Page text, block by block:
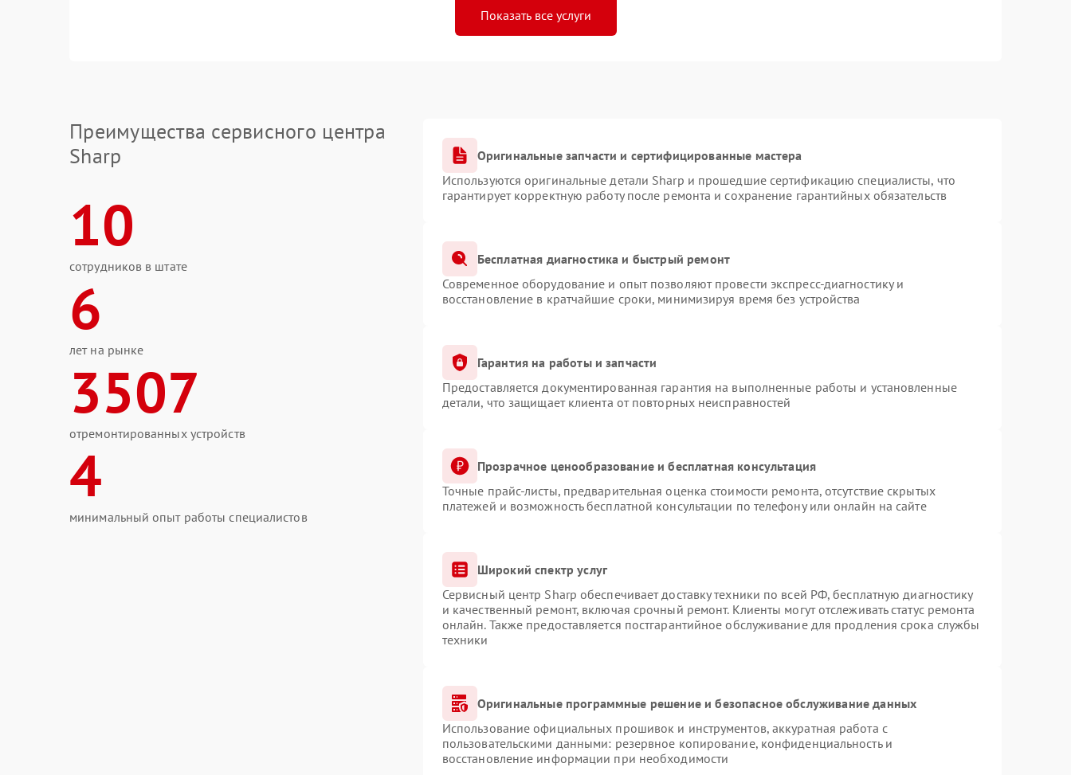
Показать все услуги
Преимущества сервисного центра
Sharp
10
сотрудников в штате
6
лет на рынке
3507
отремонтированных устройств
4
минимальный опыт работы специалистов
Оригинальные запчасти и сертифицированные мастера
Используются оригинальные детали Sharp и прошедшие сертификацию специалисты, что
гарантирует корректную работу после ремонта и сохранение гарантийных обязательств
Бесплатная диагностика и быстрый ремонт
Современное оборудование и опыт позволяют провести экспресс-диагностику и
восстановление в кратчайшие сроки, минимизируя время без устройства
Гарантия на работы и запчасти
Предоставляется документированная гарантия на выполненные работы и установленные
детали, что защищает клиента от повторных неисправностей
Прозрачное ценообразование и бесплатная консультация
Точные прайс-листы, предварительная оценка стоимости ремонта, отсутствие скрытых
платежей и возможность бесплатной консультации по телефону или онлайн на сайте
Широкий спектр услуг
Сервисный центр Sharp обеспечивает доставку техники по всей РФ, бесплатную диагностику
и качественный ремонт, включая срочный ремонт. Клиенты могут отслеживать статус ремонта
онлайн. Также предоставляется постгарантийное обслуживание для продления срока службы
техники
Оригинальные программные решение и безопасное обслуживание данных
Использование официальных прошивок и инструментов, аккуратная работа с
пользовательскими данными: резервное копирование, конфиденциальность и
восстановление информации при необходимости